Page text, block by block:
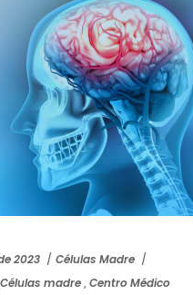
2023
Células Madre
Células madre,Centro Médico